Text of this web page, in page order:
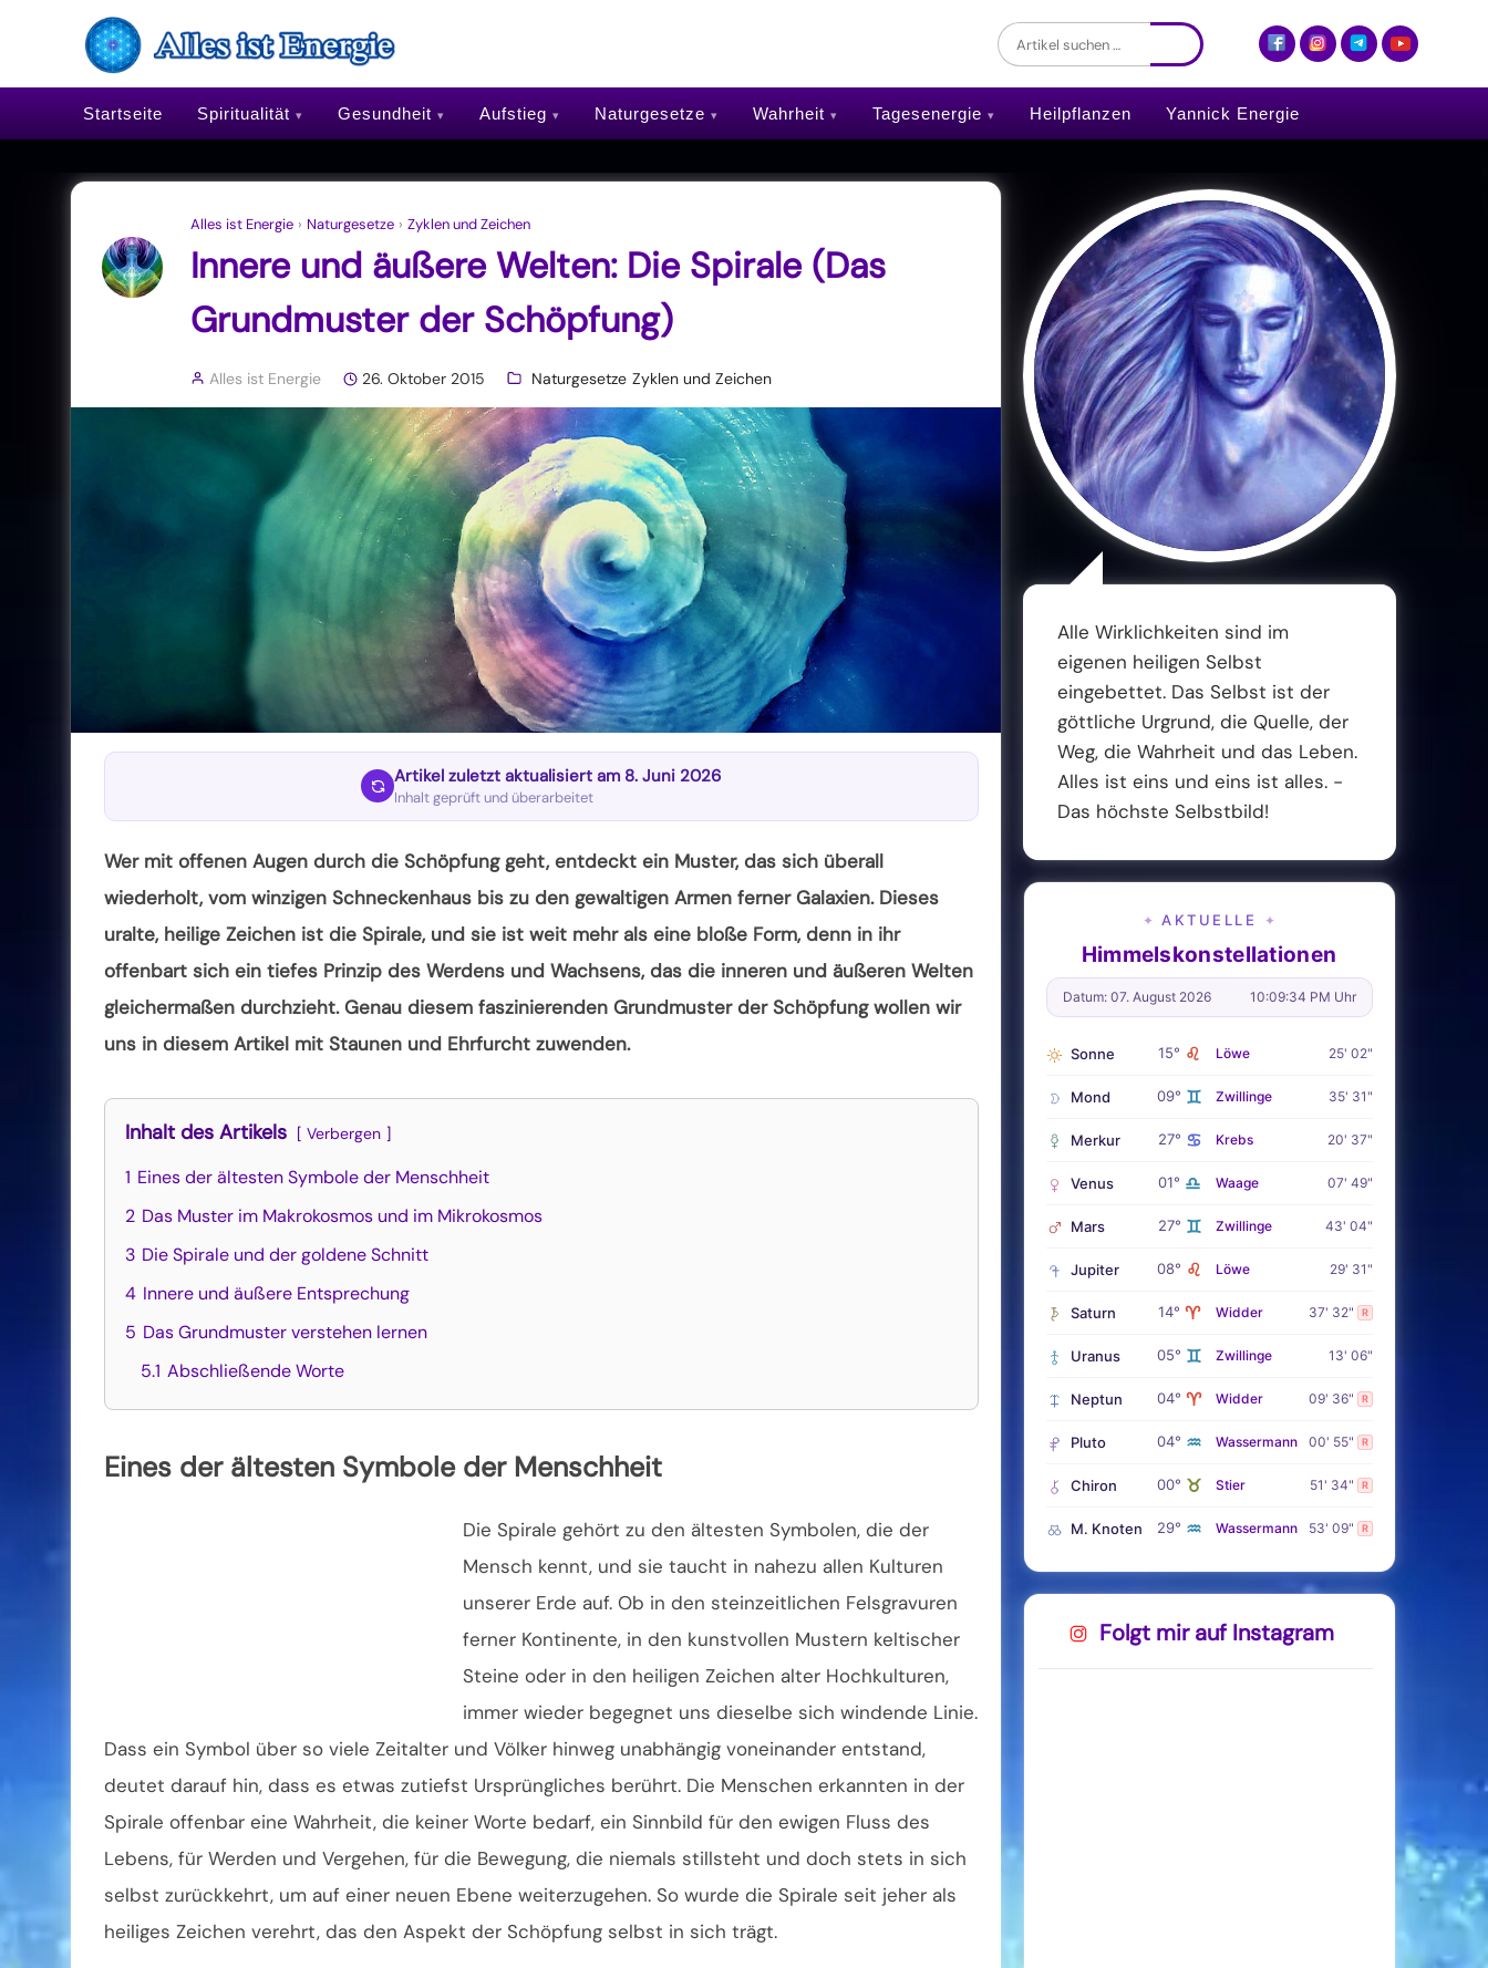
Startseite Spiritualität Gesundheit Aufstieg Naturgesetze Wahrheit Tagesenergie Heilpflanzen Yannick Energie
Alles ist Energie › Naturgesetze › Zyklen und Zeichen
Innere und äußere Welten: Die Spirale (Das
Grundmuster der Schöpfung)
Alles ist Energie 26. Oktober 2015 Naturgesetze Zyklen und Zeichen
Artikel zuletzt aktualisiert am 8. Juni 2026
Inhalt geprüft und überarbeitet
Wer mit offenen Augen durch die Schöpfung geht, entdeckt ein Muster, das sich überall
wiederholt, vom winzigen Schneckenhaus bis zu den gewaltigen Armen ferner Galaxien. Dieses
uralte, heilige Zeichen ist die Spirale, und sie ist weit mehr als eine bloße Form, denn in ihr
offenbart sich ein tiefes Prinzip des Werdens und Wachsens, das die inneren und äußeren Welten
gleichermaßen durchzieht. Genau diesem faszinierenden Grundmuster der Schöpfung wollen wir
uns in diesem Artikel mit Staunen und Ehrfurcht zuwenden.
Inhalt des Artikels Verbergen
1 Eines der ältesten Symbole der Menschheit
2 Das Muster im Makrokosmos und im Mikrokosmos
3 Die Spirale und der goldene Schnitt
4 Innere und äußere Entsprechung
5 Das Grundmuster verstehen lernen
5.1 Abschließende Worte
Eines der ältesten Symbole der Menschheit
Die Spirale gehört zu den ältesten Symbolen, die der
Mensch kennt, und sie taucht in nahezu allen Kulturen
unserer Erde auf. Ob in den steinzeitlichen Felsgravuren
ferner Kontinente, in den kunstvollen Mustern keltischer
Steine oder in den heiligen Zeichen alter Hochkulturen,
immer wieder begegnet uns dieselbe sich windende Linie.
Dass ein Symbol über so viele Zeitalter und Völker hinweg unabhängig voneinander entstand,
deutet darauf hin, dass es etwas zutiefst Ursprüngliches berührt. Die Menschen erkannten in der
Spirale offenbar eine Wahrheit, die keiner Worte bedarf, ein Sinnbild für den ewigen Fluss des
Lebens, für Werden und Vergehen, für die Bewegung, die niemals stillsteht und doch stets in sich
selbst zurückkehrt, um auf einer neuen Ebene weiterzugehen. So wurde die Spirale seit jeher als
heiliges Zeichen verehrt, das den Aspekt der Schöpfung selbst in sich trägt.
Alle Wirklichkeiten sind im
eigenen heiligen Selbst
eingebettet. Das Selbst ist der
göttliche Urgrund, die Quelle, der
Weg, die Wahrheit und das Leben.
Alles ist eins und eins ist alles. -
Das höchste Selbstbild!
✦ AKTUELLE ✦
Himmelskonstellationen
Datum: 07. August 2026 10:09:36 PM Uhr
Sonne 15° ♌ Löwe 25' 02"
Mond 09° ♊ Zwillinge 35' 31"
Merkur 27° ♋ Krebs 20' 37"
Venus 01° ♎ Waage 07' 49"
Mars 27° ♊ Zwillinge 43' 04"
Jupiter 08° ♌ Löwe 29' 31"
Saturn 14° ♈ Widder 37' 32" R
Uranus 05° ♊ Zwillinge 13' 06"
Neptun 04° ♈ Widder 09' 36" R
Pluto 04° ♒ Wassermann 00' 55" R
Chiron 00° ♉ Stier 51' 34" R
M. Knoten 29° ♒ Wassermann 53' 09" R
Folgt mir auf Instagram